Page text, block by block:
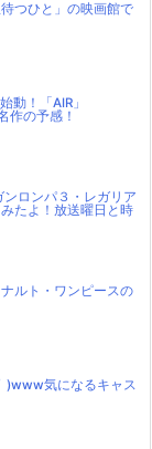
つひと」の映画館で
動！「AIR」
作の予感！
ンロンパ３・レガリア
たよ！放送曜日と時
ルト・ワンピースの
)www気になるキャス